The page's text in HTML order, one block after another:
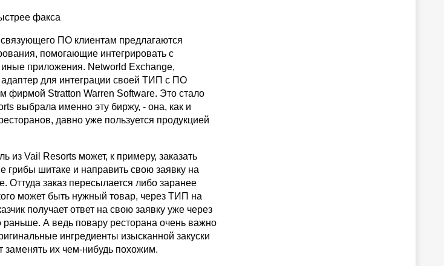
факса
ПО клиентам предлагаются
помогающие интегрировать с
приложения. Networld Exchange,
для интеграции своей ТИП с ПО
фирмой Stratton Warren Software. Это стало
выбрала именно эту биржу, - она, как и
давно уже пользуется продукцией
из Vail Resorts может, к примеру, заказать
грибы шитаке и направить свою заявку на
Оттуда заказ пересылается либо заранее
может быть нужный товар, через ТИП на
получает ответ на свою заявку уже через
раньше. А ведь повару ресторана очень важно
ингредиенты изысканной закуски
их чем-нибудь похожим.